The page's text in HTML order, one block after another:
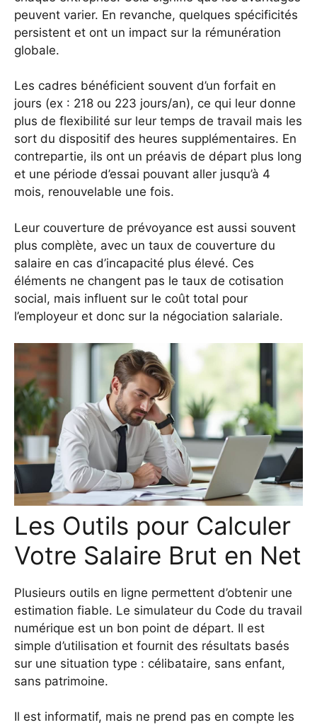
peuvent varier. En revanche, quelques spécificités
persistent et ont un impact sur la rémunération
globale.
Les cadres bénéficient souvent d’un forfait en
jours (ex : 218 ou 223 jours/an), ce qui leur donne
plus de flexibilité sur leur temps de travail mais les
sort du dispositif des heures supplémentaires. En
contrepartie, ils ont un préavis de départ plus long
et une période d’essai pouvant aller jusqu’à 4
mois, renouvelable une fois.
Leur couverture de prévoyance est aussi souvent
plus complète, avec un taux de couverture du
salaire en cas d’incapacité plus élevé. Ces
éléments ne changent pas le taux de cotisation
social, mais influent sur le coût total pour
l’employeur et donc sur la négociation salariale.
Les Outils pour Calculer
Votre Salaire Brut en Net
Plusieurs outils en ligne permettent d’obtenir une
estimation fiable. Le simulateur du Code du travail
numérique est un bon point de départ. Il est
simple d’utilisation et fournit des résultats basés
sur une situation type : célibataire, sans enfant,
sans patrimoine.
Il est informatif, mais ne prend pas en compte les